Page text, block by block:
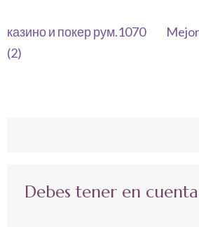
Navegación
de
казино и покер рум.1070
(2)
Debes tener en